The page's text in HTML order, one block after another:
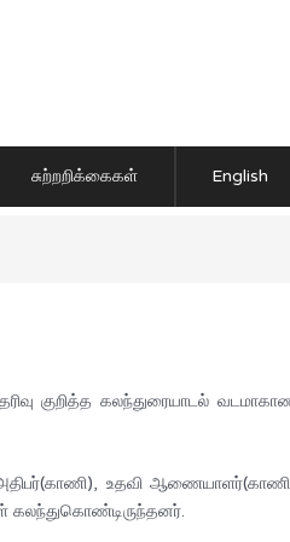
சுற்றறிக்கைகள் English
குறித்த கலந்துரையாடல்
உதவி
கலந்துகொண்டிருந்தனர்.